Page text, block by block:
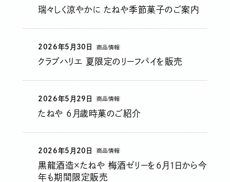
瑞々しく涼やかに たねや季節菓子のご案内
クラブハリエ 夏限定のリーフパイを販売
2026年5月30日 商品情報
たねや 6月歳時菓のご紹介
2026年5月29日 商品情報
黒龍酒造×たねや 梅酒ゼリーを6月1日から今
年も期間限定販売
2026年5月20日 商品情報